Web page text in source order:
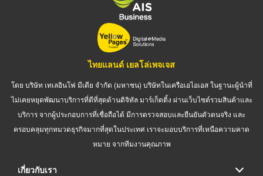
ไทยแลนด์ เยลโล่เพจเจส
โดย บริษัท เทเลอินโฟ มีเดีย จำกัด (มหาชน) บริษัทในเครือเอไอเอส ในฐานะผู้นำที่
ไม่เคยหยุดพัฒนาบริการที่ดีที่สุดด้านดิจิทัล มาร์เก็ตติ้ง ผ่านเว็บไซต์รวมสินค้าและ
บริการ จากผู้ประกอบการที่เชื่อถือได้ มีการตรวจสอบและยืนยันตัวตนจริง และ
ครอบคลุมทุกหมวดธุรกิจมากที่สุดในประเทศ เราจะมอบบริการที่เหนือความคาด
หมาย จากทีมงานคุณภาพ
เกี่ยวกับเรา